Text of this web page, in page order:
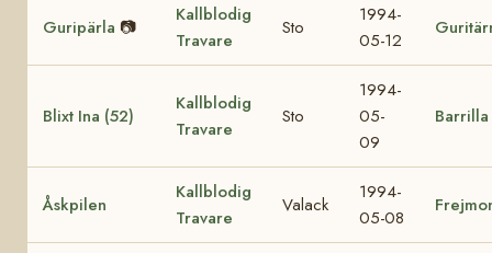
Guripärla 📷
Kallblodig
Travare
Sto
1994-
05-12
Blixt Ina (52)
Kallblodig
Travare
Sto
1994-
05-
09
Åskpilen
Kallblodig
Travare
Valack
1994-
05-08